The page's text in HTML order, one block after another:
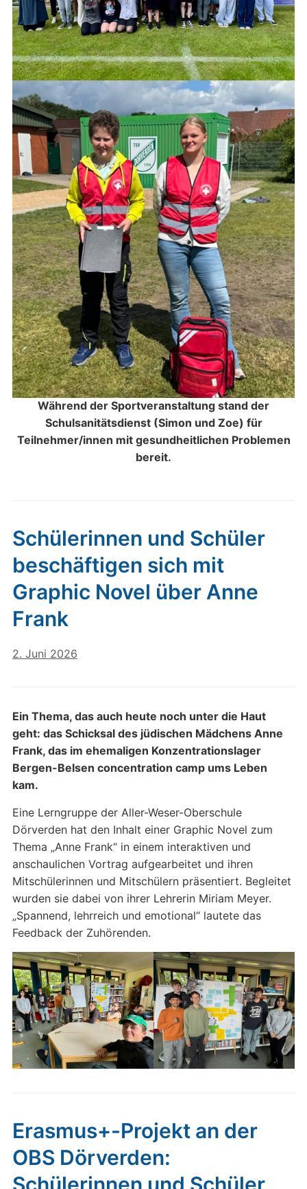
Während der Sportveranstaltung stand der
Schulsanitätsdienst (Simon und Zoe) für
Teilnehmer/innen mit gesundheitlichen Problemen
bereit.
Schülerinnen und Schüler
beschäftigen sich mit
Graphic Novel über Anne
Frank
2. Juni 2026
Ein Thema, das auch heute noch unter die Haut
geht: das Schicksal des jüdischen Mädchens Anne
Frank, das im ehemaligen Konzentrationslager
Bergen-Belsen concentration campums Leben
kam.
Eine Lerngruppe der Aller-Weser-Oberschule
Dörverdenhat den Inhalt einer Graphic Novel zum
Thema „Anne Frank“ in einem interaktiven und
anschaulichen Vortrag aufgearbeitet und ihren
Mitschülerinnen und Mitschülern präsentiert. Begleitet
wurden sie dabei von ihrer Lehrerin Miriam Meyer.
„Spannend, lehrreich und emotional“ lautete das
Feedback der Zuhörenden.
Erasmus+-Projekt an der
OBS Dörverden: